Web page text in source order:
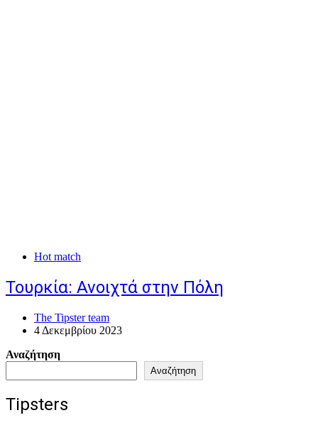
Hot match
Τουρκία: Ανοιχτά στην Πόλη
The Tipster team
4 Δεκεμβρίου 2023
Αναζήτηση
Αναζήτηση
Tipsters